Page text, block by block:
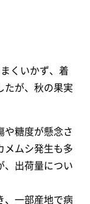
くいかず、着
たが、秋の果実
や糖度が懸念さ
メムシ発生も多
、出荷量につい
、一部産地で病